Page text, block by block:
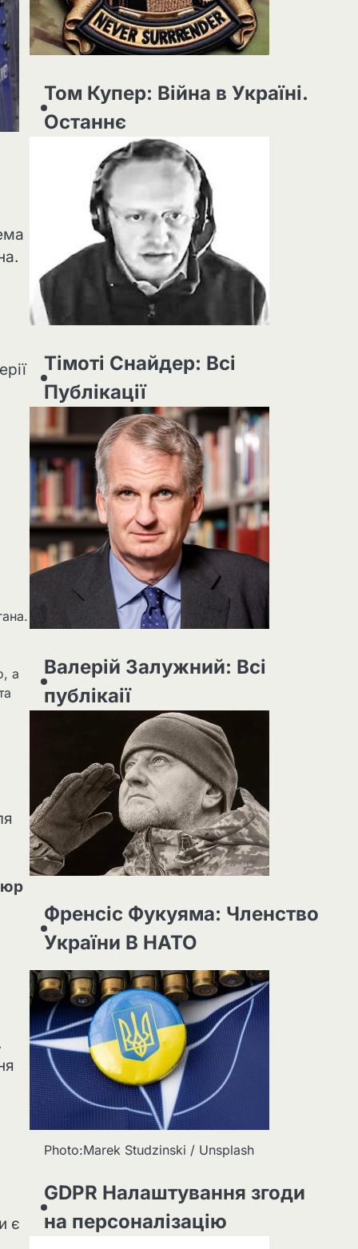
а
є
Том Купер: Війна в Україні.
Останнє
Тімоті Снайдер: Всі
Публікації
Валерій Залужний: Всі
публікаії
Френсіс Фукуяма: Членство
України В НАТО
Photo:Marek Studzinski / Unsplash
GDPR Налаштування згоди
на персоналізацію